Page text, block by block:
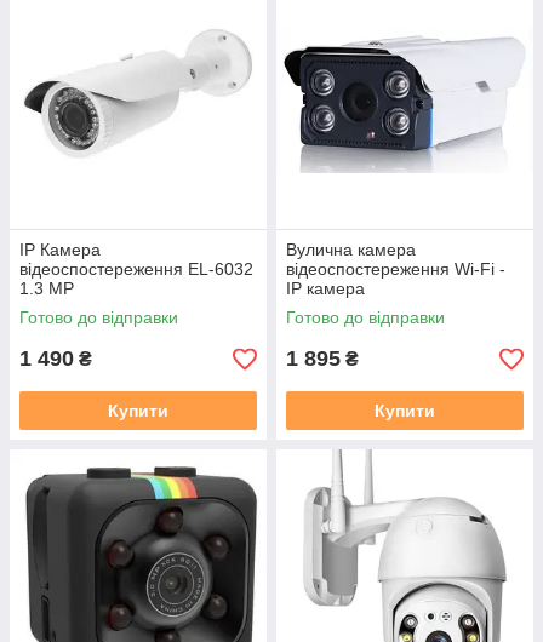
IP Камера
відеоспостереження EL-6032
1.3 MP
Готово до відправки
1 490 ₴
Купити
Вулична камера
відеоспостереження Wi-Fi -
IP камера
Готово до відправки
1 895 ₴
Купити